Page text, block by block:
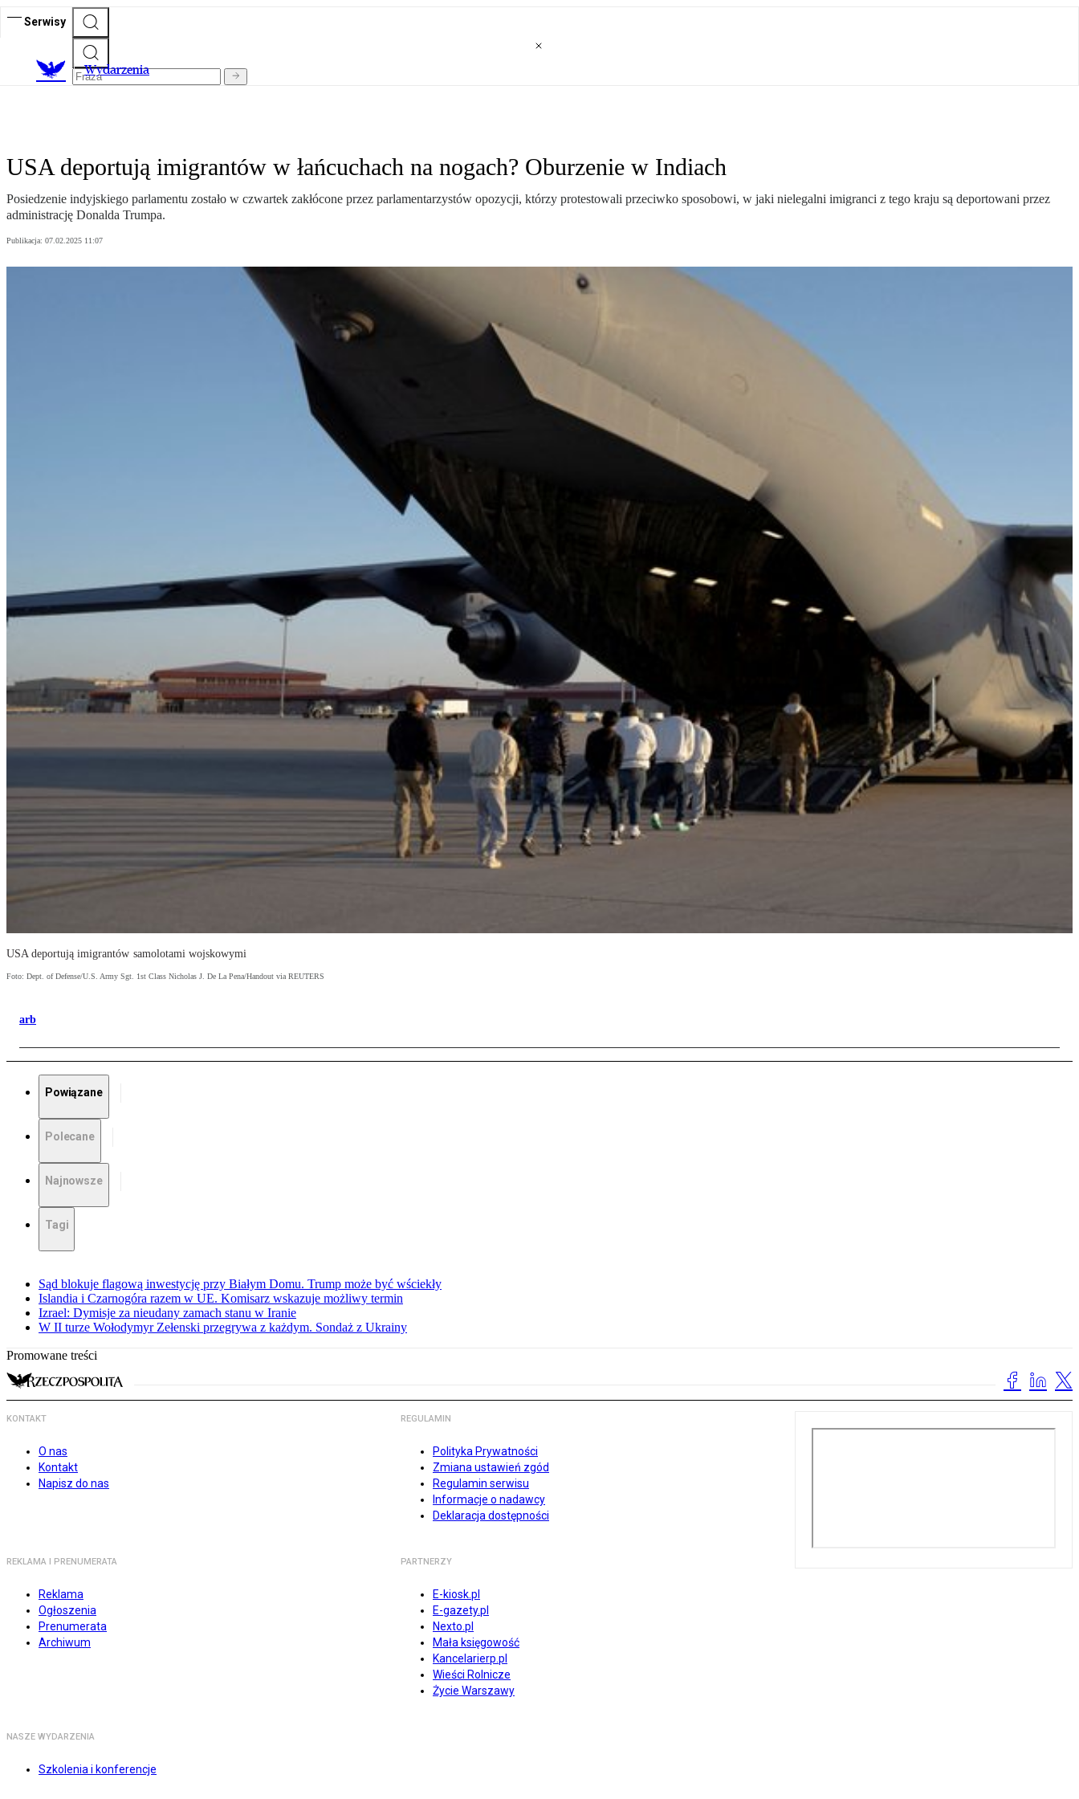
Serwisy
Wydarzenia
USA deportują imigrantów w łańcuchach na nogach? Oburzenie w Indiach
Posiedzenie indyjskiego parlamentu zostało w czwartek zakłócone przez parlamentarzystów opozycji, którzy protestowali przeciwko sposobowi, w jaki nielegalni imigranci z tego kraju są deportowani przez
administrację Donalda Trumpa.
Publikacja: 07.02.2025 11:07
USA deportują imigrantów samolotami wojskowymi
Foto: Dept. of Defense/U.S. Army Sgt. 1st Class Nicholas J. De La Pena/Handout via REUTERS
arb
Powiązane
Polecane
Najnowsze
Tagi
Sąd blokuje flagową inwestycję przy Białym Domu. Trump może być wściekły
Islandia i Czarnogóra razem w UE. Komisarz wskazuje możliwy termin
Izrael: Dymisje za nieudany zamach stanu w Iranie
W II turze Wołodymyr Zełenski przegrywa z każdym. Sondaż z Ukrainy
Promowane treści
KONTAKT
O nas
Kontakt
Napisz do nas
REGULAMIN
Polityka Prywatności
Zmiana ustawień zgód
Regulamin serwisu
Informacje o nadawcy
Deklaracja dostępności
REKLAMA I PRENUMERATA
Reklama
Ogłoszenia
Prenumerata
Archiwum
PARTNERZY
E-kiosk.pl
E-gazety.pl
Nexto.pl
Mała księgowość
Kancelarierp.pl
Wieści Rolnicze
Życie Warszawy
NASZE WYDARZENIA
Szkolenia i konferencje